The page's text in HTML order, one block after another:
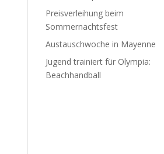
Preisverleihung beim
Sommernachtsfest
Austauschwoche in Mayenne
Jugend trainiert für Olympia:
Beachhandball